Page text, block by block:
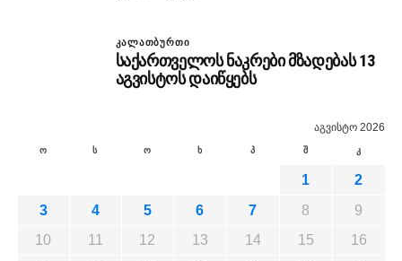
ᲙᲐᲚᲐᲗᲑᲣᲠᲗᲘ
საქართველოს ნაკრები მზადებას 13
აგვისტოს დაიწყებს
აგვისტო 2026
ო ს ო ხ პ შ კ
1
2
3
4 5 6 7 8
9
10
11 12 13 14 15
16